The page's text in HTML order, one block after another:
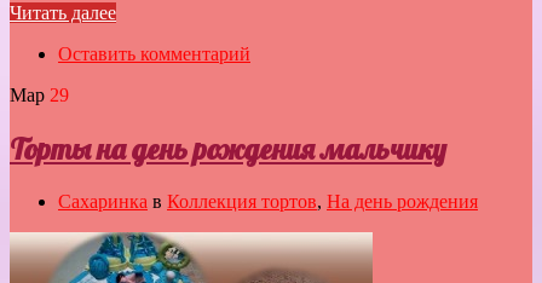
Читать далее
Оставить комментарий
Мар 29
Торты на день рождения мальчику
Сахаринка в Коллекция тортов, На день рождения